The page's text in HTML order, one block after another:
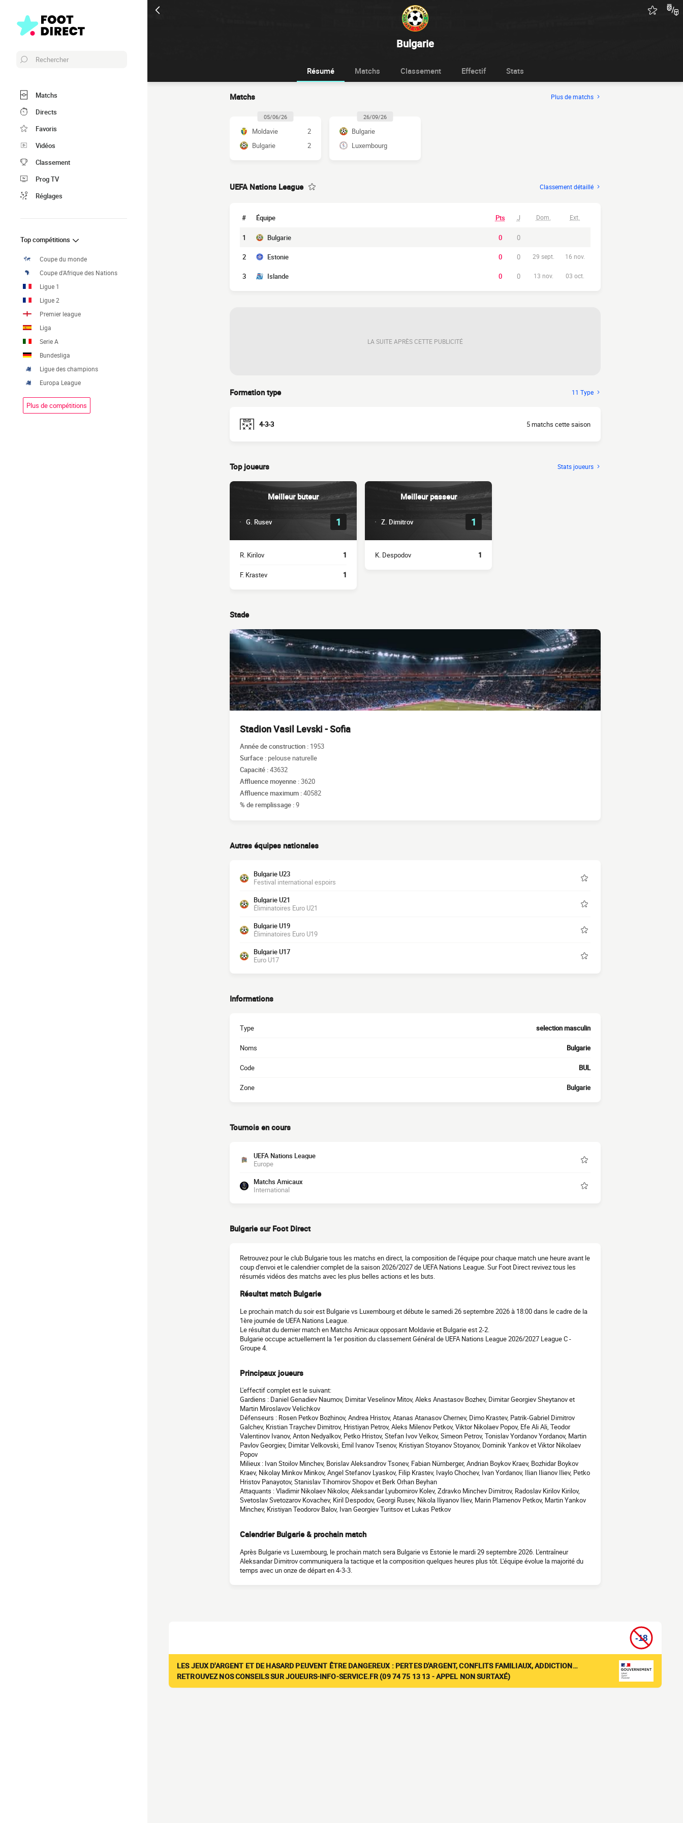
Bulgarie
Rechercher
Matchs
Directs
Favoris
Vidéos
Classement
Prog TV
Réglages
Top compétitions
Coupe du monde
Coupe d'Afrique des Nations
Ligue 1
Ligue 2
Premier league
Liga
Serie A
Bundesliga
Ligue des champions
Europa League
Plus de compétitions
Résumé Matchs Classement Effectif Stats
Matchs Plus de matchs
05/06/26
Moldavie
2
Bulgarie
2
26/09/26
Bulgarie
Luxembourg
UEFA Nations League Classement détaillé
# Équipe Pts J Dom. Ext.
1 Bulgarie 0 0
2 Estonie 0 0 29 sept. 16 nov.
3 Islande 0 0 13 nov. 03 oct.
LA SUITE APRÈS CETTE PUBLICITÉ
Formation type 11 Type
4-3-3 5 matchs cette saison
Top joueurs Stats joueurs
Meilleur buteur
G. Rusev 1
R. Kirilov 1
F. Krastev 1
Meilleur passeur
Z. Dimitrov 1
K. Despodov 1
Stade
Stadion Vasil Levski - Sofia
Année de construction : 1953
Surface : pelouse naturelle
Capacité :43632
Affluence moyenne :3620
Affluence maximum :40582
% de remplissage :9
Autres équipes nationales
Bulgarie U23
Festival international espoirs
Bulgarie U21
Éliminatoires Euro U21
Bulgarie U19
Éliminatoires Euro U19
Bulgarie U17
Euro U17
Informations
Type selection masculin
Noms Bulgarie
Code BUL
Zone Bulgarie
Tournois en cours
UEFA Nations League
Europe
Matchs Amicaux
International
Bulgarie sur Foot Direct
Retrouvez pour le club Bulgarie tous les matchs en direct, la composition de l'équipe pour chaque match une heure avant le
coup d'envoi et le calendrier complet de la saison 2026/2027 de UEFA Nations League. Sur Foot Direct revivez tous les
résumés vidéos des matchs avec les plus belles actions et les buts.
Résultat match Bulgarie
Le prochain match du soir est Bulgarie vs Luxembourg et débute le samedi 26 septembre 2026 à 18:00 dans le cadre de la
1ère journée de UEFA Nations League.
Le résultat du dernier match en Matchs Amicaux opposant Moldavie et Bulgarie est 2-2.
Bulgarie occupe actuellement la 1er position du classement Général de UEFA Nations League 2026/2027 League C -
Groupe 4.
Principaux joueurs
L'effectif complet est le suivant:
Gardiens : Daniel Genadiev Naumov, Dimitar Veselinov Mitov, Aleks Anastasov Bozhev, Dimitar Georgiev Sheytanov et
Martin Miroslavov Velichkov
Défenseurs : Rosen Petkov Bozhinov, Andrea Hristov, Atanas Atanasov Chernev, Dimo Krastev, Patrik-Gabriel Dimitrov
Galchev, Kristian Traychev Dimitrov, Hristiyan Petrov, Aleks Milenov Petkov, Viktor Nikolaev Popov, Efe Ali Ali, Teodor
Valentinov Ivanov, Anton Nedyalkov, Petko Hristov, Stefan Ivov Velkov, Simeon Petrov, Tonislav Yordanov Yordanov, Martin
Pavlov Georgiev, Dimitar Velkovski, Emil Ivanov Tsenov, Kristiyan Stoyanov Stoyanov, Dominik Yankov et Viktor Nikolaev
Popov
Milieux : Ivan Stoilov Minchev, Borislav Aleksandrov Tsonev, Fabian Nürnberger, Andrian Boykov Kraev, Bozhidar Boykov
Kraev, Nikolay Minkov Minkov, Angel Stefanov Lyaskov, Filip Krastev, Ivaylo Chochev, Ivan Yordanov, Ilian Ilianov Iliev, Petko
Hristov Panayotov, Stanislav Tihomirov Shopov et Berk Orhan Beyhan
Attaquants : Vladimir Nikolaev Nikolov, Aleksandar Lyubomirov Kolev, Zdravko Minchev Dimitrov, Radoslav Kirilov Kirilov,
Svetoslav Svetozarov Kovachev, Kiril Despodov, Georgi Rusev, Nikola Iliyanov Iliev, Marin Plamenov Petkov, Martin Yankov
Minchev, Kristiyan Teodorov Balov, Ivan Georgiev Turitsov et Lukas Petkov
Calendrier Bulgarie & prochain match
Après Bulgarie vs Luxembourg, le prochain match sera Bulgarie vs Estonie le mardi 29 septembre 2026. L'entraîneur
Aleksandar Dimitrov communiquera la tactique et la composition quelques heures plus tôt. L'équipe évolue la majorité du
temps avec un onze de départ en 4-3-3.
LES JEUX D'ARGENT ET DE HASARD PEUVENT ÊTRE DANGEREUX : PERTES D'ARGENT, CONFLITS FAMILIAUX, ADDICTION…
RETROUVEZ NOS CONSEILS SUR JOUEURS-INFO-SERVICE.FR (09 74 75 13 13 - APPEL NON SURTAXÉ)